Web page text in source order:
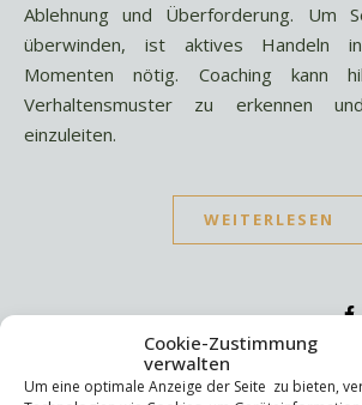
Cookie-Zustimmung
verwalten
Um eine optimale Anzeige der Seite zu bieten,
Ablehnung und Überforderung. Um
überwinden, ist aktives Handeln in
Momenten nötig. Coaching kann
Verhaltensmuster zu erkennen
einzuleiten.
WEITERLESEN
Suchen